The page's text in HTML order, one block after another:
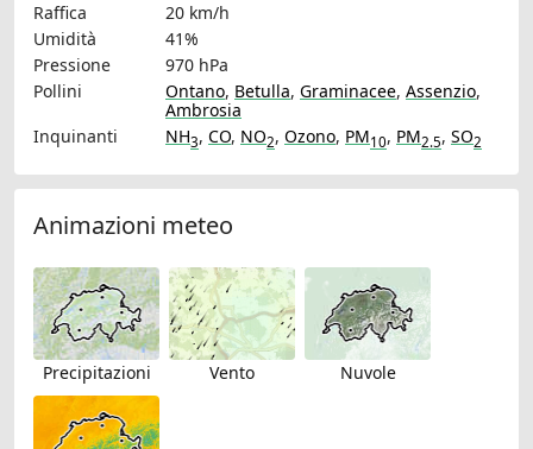
Raffica
20 km/h
Umidità
41%
Pressione
970 hPa
Pollini
Ontano, Betulla, Graminacee, Assenzio,
Ambrosia
Inquinanti
NH3, CO, NO2, Ozono, PM10, PM2.5, SO2
Animazioni meteo
Precipitazioni Vento Nuvole